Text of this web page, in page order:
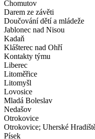
Chomutov
Darem ze závěti
Doučování dětí a mládeže
Jablonec nad Nisou
Kadaň
Klášterec nad Ohří
Kontakty týmu
Liberec
Litoměřice
Litomyšl
Lovosice
Mladá Boleslav
Nedašov
Otrokovice
Otrokovice; Uherské
Písek